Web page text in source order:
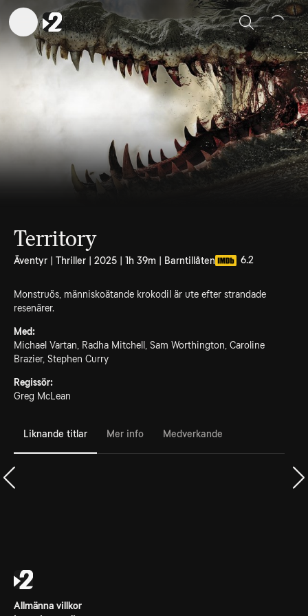
Sök
Territory
Äventyr | Thriller | 2025 | 1h 39m | Barntillåten 6.2
Monstruös, människoätande krokodil är ute efter strandade
resenärer.
Med:
Michael Vartan, Radha Mitchell, Sam Worthington, Caroline
Brazier, Stephen Curry
Regissör:
Greg McLean
Liknande titlar Mer info Medverkande
Allmänna villkor